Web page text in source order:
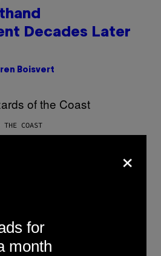
Decades Later
Boisvert
THE COAST
Confirms
Star Trek
Connolly
×
for
month